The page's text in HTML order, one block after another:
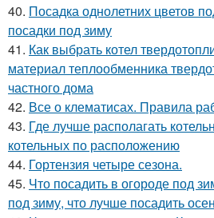
40. Посадка однолетних цветов
посадки под зиму
41. Как выбрать котел
материал теплообменника
частного дома
42. Все о клематисах. Правила
43. Где лучше располагать
котельных по расположению
44. Гортензия четыре сезона.
45. Что посадить в огороде под
под зиму, что лучше посадить